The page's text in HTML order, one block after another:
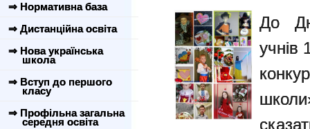
⇒ Нормативна база
⇒ Дистанційна освіта
⇒ Нова українська
школа
⇒ Вступ до першого
класу
⇒ Профільна загальна
середня освіта
До
учнів